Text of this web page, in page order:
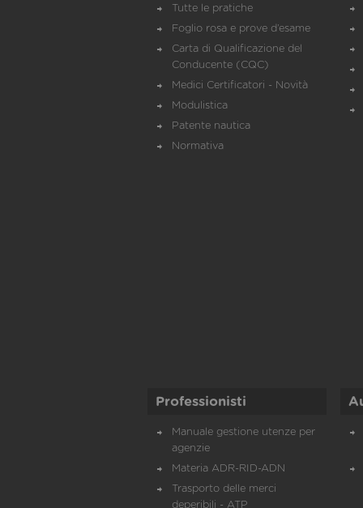
Tutte le pratiche
Foglio rosa e prove d’esame
Carta di Qualificazione del
Conducente (CQC)
Medici Certificatori - Novità
Modulistica
Patente nautica
Normativa
Professionisti
Manuale gestione utenze per
agenzie
Materia ADR-RID-ADN
Trasporto delle merci
deperibili - ATP